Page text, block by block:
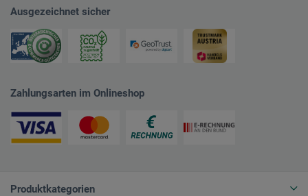
Ausgezeichnet sicher
Zahlungsarten im Onlineshop
Produktkategorien